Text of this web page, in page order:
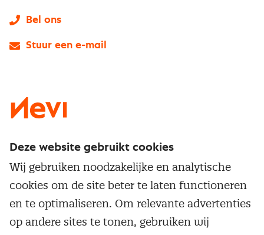
Service & contact
Over inkoop
Netwerk en communities
Populaire thema's
Aanbesteden
Opleidingen en trainingen
Bel ons
Stuur een e-mail
Deze website gebruikt cookies
Wij gebruiken noodzakelijke en analytische
cookies om de site beter te laten functioneren
en te optimaliseren. Om relevante advertenties
op andere sites te tonen, gebruiken wij